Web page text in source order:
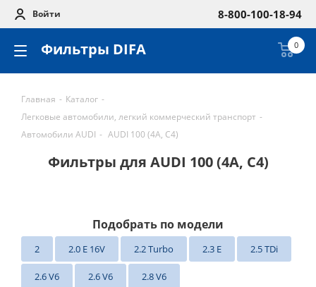
Войти 8-800-100-18-94
Фильтры DIFA 0
Главная - Каталог -
Легковые автомобили, легкий коммерческий транспорт -
Автомобили AUDI - AUDI 100 (4A, C4)
Фильтры для AUDI 100 (4A, C4)
Подобрать по модели
2 2.0 E 16V 2.2 Turbo 2.3 E 2.5 TDi
2.6 V6 2.6 V6 2.8 V6